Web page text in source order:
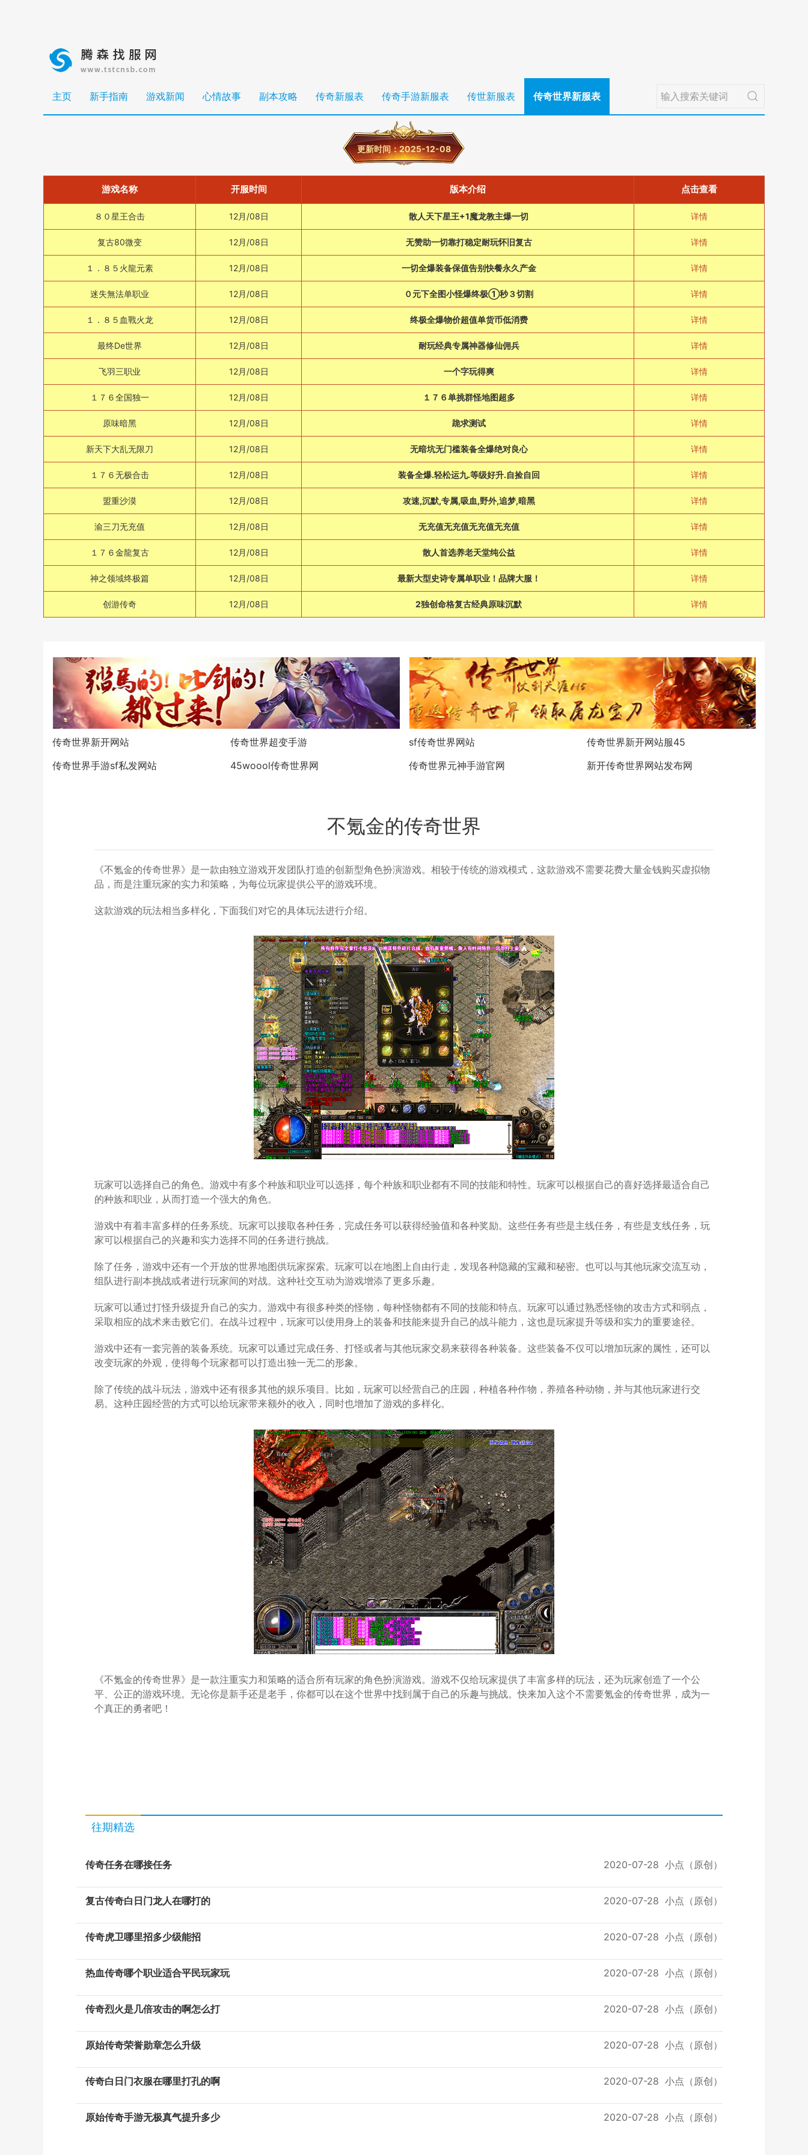
主页 新手指南 游戏新闻 心情故事 副本攻略 传奇新服表 传奇手游新服表 传世新服表 传奇世界新服表
更新时间：2025-12-08
游戏名称 开服时间 版本介绍 点击查看
８０星王合击 12月/08日 散人天下星王+1魔龙教主爆一切 详情
复古80微变 12月/08日 无赞助一切靠打稳定耐玩怀旧复古 详情
１．８５火龍元素 12月/08日 一切全爆装备保值告别快餐永久产金 详情
迷失無法单职业 12月/08日 ０元下全图小怪爆终极①秒３切割 详情
１．８５血戰火龙 12月/08日 终极全爆物价超值单货币低消费 详情
最终De世界 12月/08日 耐玩经典专属神器修仙佣兵 详情
飞羽三职业 12月/08日 一个字玩得爽 详情
１７６全国独一 12月/08日 １７６单挑群怪地图超多 详情
原味暗黑 12月/08日 跪求测试 详情
新天下大乱无限刀 12月/08日 无暗坑无门槛装备全爆绝对良心 详情
１７６无极合击 12月/08日 装备全爆.轻松运九.等级好升.自捡自回 详情
盟重沙漠 12月/08日 攻速,沉默,专属,吸血,野外,追梦,暗黑 详情
渝三刀无充值 12月/08日 无充值无充值无充值无充值 详情
１７６金龍复古 12月/08日 散人首选养老天堂纯公益 详情
神之领域终极篇 12月/08日 最新大型史诗专属单职业！品牌大服！ 详情
创游传奇 12月/08日 2独创命格复古经典原味沉默 详情
传奇世界新开网站
传奇世界超变手游
传奇世界手游sf私发网站
45woool传奇世界网
sf传奇世界网站
传奇世界新开网站服45
传奇世界元神手游官网
新开传奇世界网站发布网
不氪金的传奇世界
《不氪金的传奇世界》是一款由独立游戏开发团队打造的创新型角色扮演游戏。相较于传统的游戏模式，这款游戏不需要花费大量金钱购买虚拟物
品，而是注重玩家的实力和策略，为每位玩家提供公平的游戏环境。
这款游戏的玩法相当多样化，下面我们对它的具体玩法进行介绍。
玩家可以选择自己的角色。游戏中有多个种族和职业可以选择，每个种族和职业都有不同的技能和特性。玩家可以根据自己的喜好选择最适合自己
的种族和职业，从而打造一个强大的角色。
游戏中有着丰富多样的任务系统。玩家可以接取各种任务，完成任务可以获得经验值和各种奖励。这些任务有些是主线任务，有些是支线任务，玩
家可以根据自己的兴趣和实力选择不同的任务进行挑战。
除了任务，游戏中还有一个开放的世界地图供玩家探索。玩家可以在地图上自由行走，发现各种隐藏的宝藏和秘密。也可以与其他玩家交流互动，
组队进行副本挑战或者进行玩家间的对战。这种社交互动为游戏增添了更多乐趣。
玩家可以通过打怪升级提升自己的实力。游戏中有很多种类的怪物，每种怪物都有不同的技能和特点。玩家可以通过熟悉怪物的攻击方式和弱点，
采取相应的战术来击败它们。在战斗过程中，玩家可以使用身上的装备和技能来提升自己的战斗能力，这也是玩家提升等级和实力的重要途径。
游戏中还有一套完善的装备系统。玩家可以通过完成任务、打怪或者与其他玩家交易来获得各种装备。这些装备不仅可以增加玩家的属性，还可以
改变玩家的外观，使得每个玩家都可以打造出独一无二的形象。
除了传统的战斗玩法，游戏中还有很多其他的娱乐项目。比如，玩家可以经营自己的庄园，种植各种作物，养殖各种动物，并与其他玩家进行交
易。这种庄园经营的方式可以给玩家带来额外的收入，同时也增加了游戏的多样化。
《不氪金的传奇世界》是一款注重实力和策略的适合所有玩家的角色扮演游戏。游戏不仅给玩家提供了丰富多样的玩法，还为玩家创造了一个公
平、公正的游戏环境。无论你是新手还是老手，你都可以在这个世界中找到属于自己的乐趣与挑战。快来加入这个不需要氪金的传奇世界，成为一
个真正的勇者吧！
往期精选
传奇任务在哪接任务 2020-07-28 小点（原创）
复古传奇白日门龙人在哪打的 2020-07-28 小点（原创）
传奇虎卫哪里招多少级能招 2020-07-28 小点（原创）
热血传奇哪个职业适合平民玩家玩 2020-07-28 小点（原创）
传奇烈火是几倍攻击的啊怎么打 2020-07-28 小点（原创）
原始传奇荣誉勋章怎么升级 2020-07-28 小点（原创）
传奇白日门衣服在哪里打孔的啊 2020-07-28 小点（原创）
原始传奇手游无极真气提升多少 2020-07-28 小点（原创）